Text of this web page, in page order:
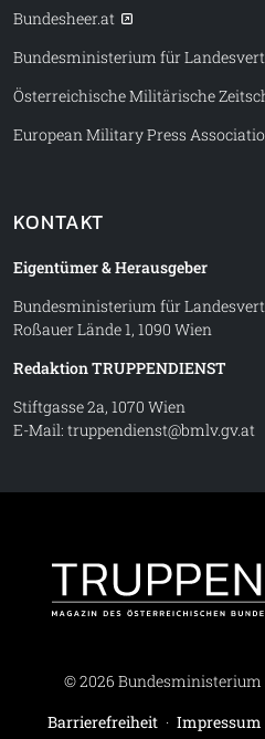
Bundesheer.at
Bundesministerium für
Österreichische Militärische
European Military Press
KONTAKT
Eigentümer & Herausgeber
Bundesministerium für
Roßauer Lände 1, 1090 Wien
Redaktion TRUPPENDIENST
Stiftgasse 2a, 1070 Wien
E-Mail: truppendienst@bmlv.gv.at
© 2026
Barrierefreiheit · Impressum